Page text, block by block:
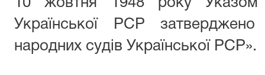
10 жовтня 1948 року Указом
Української РСР
народних судів Української РСР».